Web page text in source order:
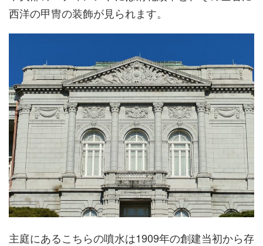
西洋の甲冑の装飾が見られます。
主庭にあるこちらの噴水は1909年の創建当初から存